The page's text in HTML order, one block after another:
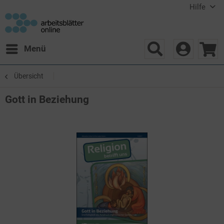
Hilfe
Menü
Übersicht
Gott in Beziehung